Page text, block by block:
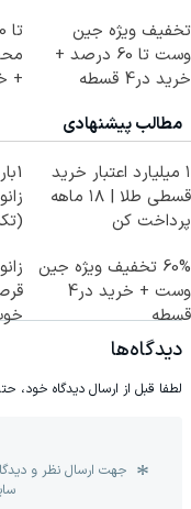
تخفیف ویژه جین
وست تا 60 درصد +
خرید در4 قسطه
+
مطالب پیشنهادی
۱ میلیارد اعتبار خرید
قسطی طلا | ۱۸ ماهه
پرداخت کن
60% تخفیف ویژه جین
وست + خرید در4
قسطه
دیدگاه‌ها
لطفا قبل از ارسال دیدگاه خود،
جهت ارسال نظر و